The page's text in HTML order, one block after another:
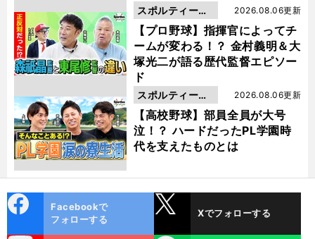
【プロ野球】指揮官によってチ
ームが変わる！？ 金村義明＆大
塚光二が語る歴代監督エピソー
ド
2026.08.06更新
スポルティーバ
動画
【高校野球】部員全員が大号
泣！？ ハードだったPL学園時
代を支えたものとは
2026.08.06更新
スポルティーバ
動画
ok
Facebookで
フォローする
Xでフォローする